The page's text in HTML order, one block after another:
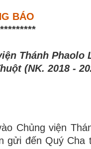
BÁO
Thánh Phaolo
(NK. 2018 -
viện
đến Quý Cha